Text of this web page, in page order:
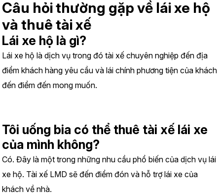
Câu hỏi thường gặp về lái xe hộ
và thuê tài xế
Lái xe hộ là gì?
Lái xe hộ là dịch vụ trong đó tài xế chuyên nghiệp đến địa
điểm khách hàng yêu cầu và lái chính phương tiện của khách
đến điểm đến mong muốn.
Tôi uống bia có thể thuê tài xế lái xe
của mình không?
Có. Đây là một trong những nhu cầu phổ biến của dịch vụ lái
xe hộ. Tài xế LMD sẽ đến điểm đón và hỗ trợ lái xe của
khách về nhà.